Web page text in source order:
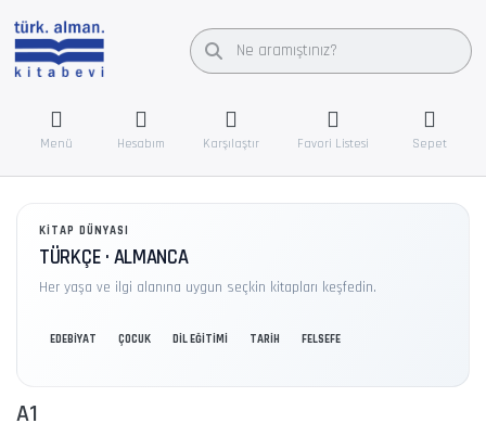
Menü Hesabım Karşılaştır Favori Listesi Sepet
KITAP DÜNYASI
TÜRKÇE · ALMANCA
Her yaşa ve ilgi alanına uygun seçkin kitapları keşfedin.
EDEBİYAT ÇOCUK DİL EĞİTİMİ TARİH FELSEFE
A1